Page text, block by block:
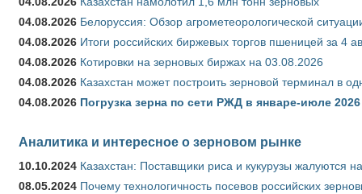
04.08.2026 Белоруссия: Обзор агрометеорологической
04.08.2026 Итоги российских биржевых торгов пшеницей за 4
04.08.2026 Котировки на зерновых биржах на 03.08.2026
04.08.2026 Казахстан может построить зерновой терминал в
04.08.2026 Погрузка зерна по сети РЖД в январе-июле
Аналитика и интересное о зерновом рынке
10.10.2024 Казахстан: Поставщики риса и кукурузы жалуются
08.05.2024 Почему технологичность посевов российских